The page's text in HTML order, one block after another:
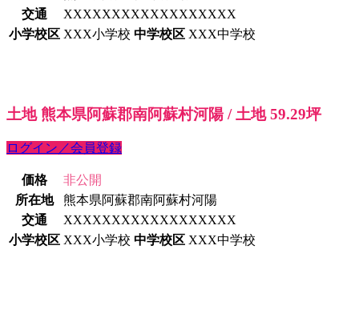
交通
XXXXXXXXXXXXXXXXXX
小学校区 XXX小学校 中学校区 XXX中学校
土地 熊本県阿蘇郡南阿蘇村河陽 / 土地 59.29坪
ログイン／会員登録
価格
非公開
所在地
熊本県阿蘇郡南阿蘇村河陽
交通
XXXXXXXXXXXXXXXXXX
小学校区 XXX小学校 中学校区 XXX中学校